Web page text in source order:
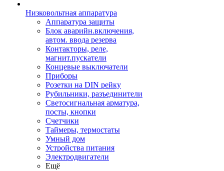
Низковольтная аппаратура
Аппаратура защиты
Блок аварийн.включения,
автом. ввода резерва
Контакторы, реле,
магнит.пускатели
Концевые выключатели
Приборы
Розетки на DIN рейку
Рубильники, разъединители
Светосигнальная арматура,
посты, кнопки
Счетчики
Таймеры, термостаты
Умный дом
Устройства питания
Электродвигатели
Ещё